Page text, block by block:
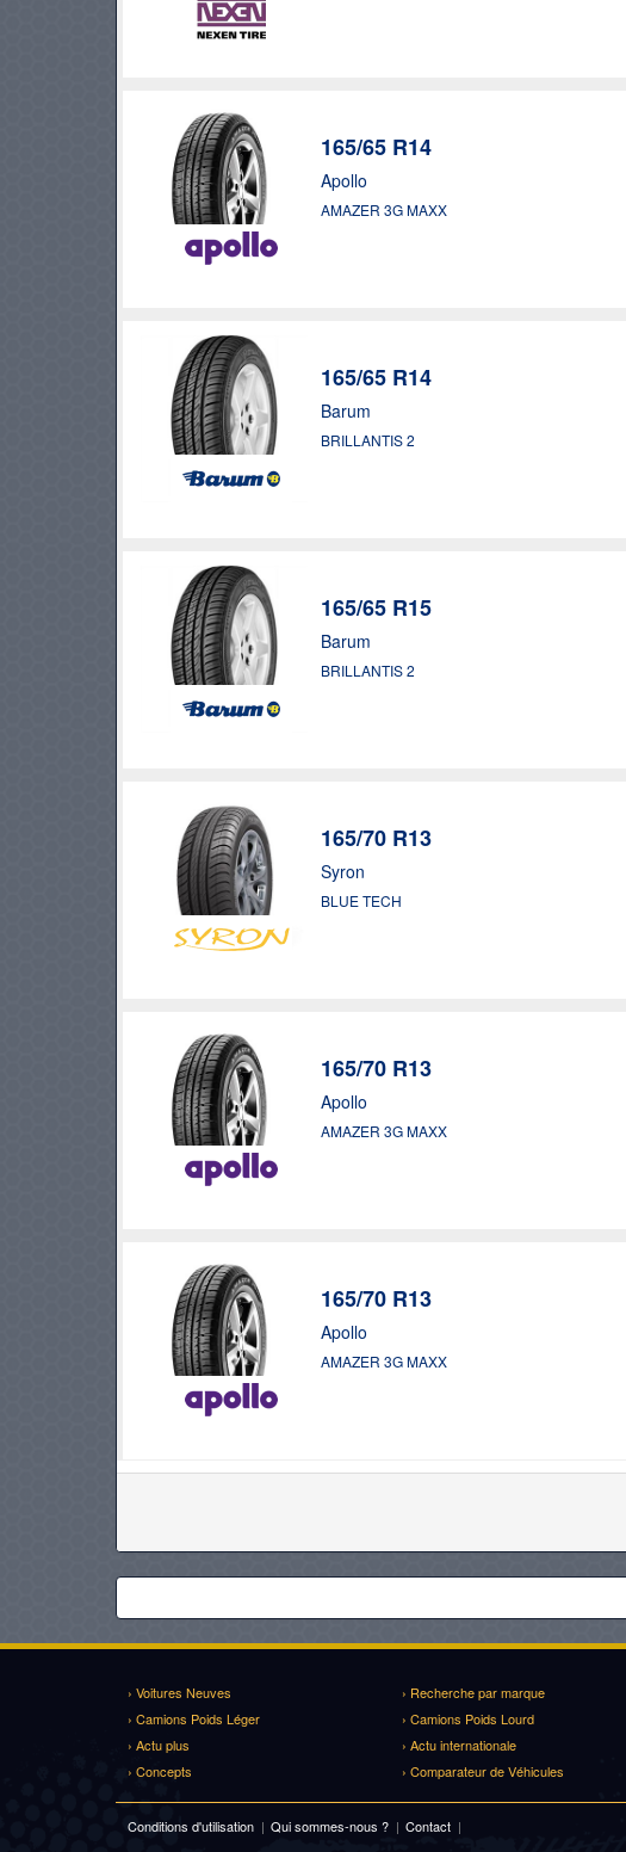
165/65 R14
Apollo
AMAZER 3G MAXX
165/65 R14
Barum
BRILLANTIS 2
165/65 R15
Barum
BRILLANTIS 2
165/70 R13
Syron
BLUE TECH
165/70 R13
Apollo
AMAZER 3G MAXX
165/70 R13
Apollo
AMAZER 3G MAXX
› Voitures Neuves › Recherche par marque
› Camions Poids Léger
› Camions Poids Lourd
› Actu plus
› Actu internationale
› Concepts
› Comparateur de Véhicules
Conditions d'utilisation | Qui sommes-nous ? | Contact |